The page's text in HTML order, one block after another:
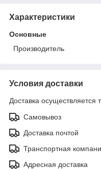
Характеристики
Основные
Производитель
Условия доставки
Доставка осуществляется
Самовывоз
Доставка почтой
Транспортная
Адресная доставка